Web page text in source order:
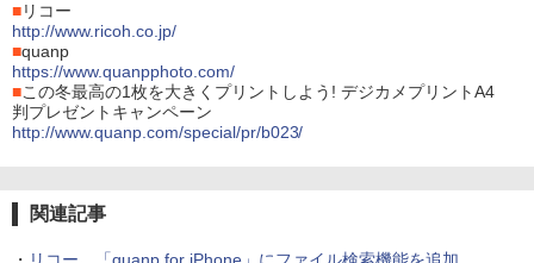
■リコー
http://www.ricoh.co.jp/
■quanp
https://www.quanpphoto.com/
■この冬最高の1枚を大きくプリントしよう! デジカメプリントA4
判プレゼントキャンペーン
http://www.quanp.com/special/pr/b023/
関連記事